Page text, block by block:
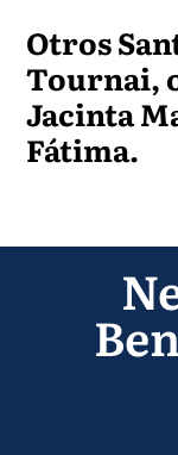
Otros
Tournai,
Jacinta
Fátima.